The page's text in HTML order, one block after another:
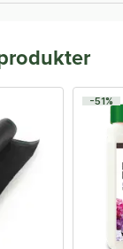
-51%